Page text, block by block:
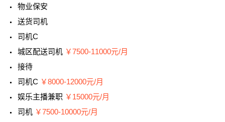
物业保安
送货司机
司机C
城区配送司机 ￥7500-11000元/月
接待
司机C ￥8000-12000元/月
娱乐主播兼职 ￥15000元/月
司机 ￥7500-10000元/月